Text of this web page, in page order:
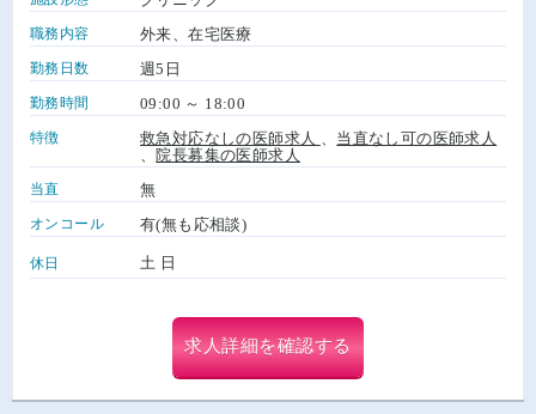
職務内容 外来、在宅医療
勤務日数 週5日
勤務時間 09:00 ～ 18:00
特徴 救急対応なしの医師求人
当直なし可の医師求人
院長募集の医師求人
当直 無
オンコール 有(無も応相談)
休日 土 日
求人詳細を確認する